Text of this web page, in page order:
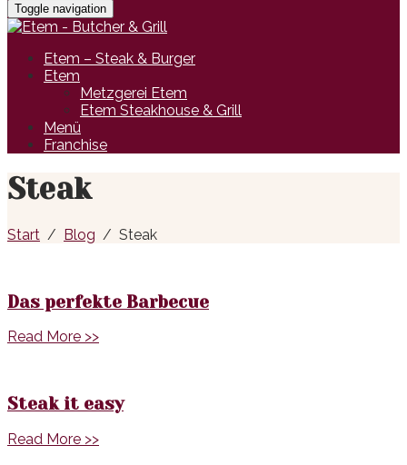
Toggle navigation
Etem – Steak & Burger
Etem
Metzgerei Etem
Etem Steakhouse & Grill
Menü
Franchise
Steak
Start Blog Steak
Das perfekte Barbecue
Read More >>
Steak it easy
Read More >>